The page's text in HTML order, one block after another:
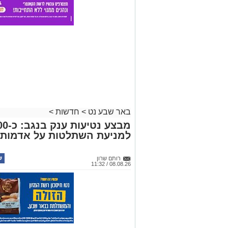
באר שבע נט > חדשות >
למניעת השתלטות על
רותם שרון
08.08.26 / 11:32